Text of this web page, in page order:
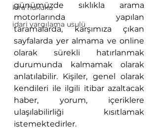
kira hukuku
idari yargılama usulü
günümüzde sıklıkla arama
motorlarında yapılan
taramalarda, karşımıza çıkan
sayfalarda yer almama ve online
olarak sürekli hatırlanmak
durumunda kalmamak olarak
anlatılabilir. Kişiler, genel olarak
kendileri ile ilgili itibar azaltacak
haber, yorum, içeriklere
ulaşılabilirliği kısıtlamak
istemektedirler.